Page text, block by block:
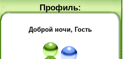
Профиль:
Доброй ночи, Гость